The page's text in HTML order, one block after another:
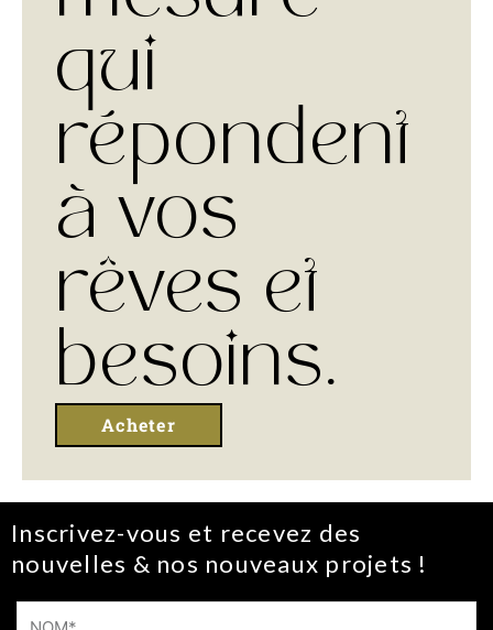
qui
répondent
à vos
rêves et
besoins.
Acheter
Inscrivez-vous et recevez des
nouvelles & nos nouveaux projets !